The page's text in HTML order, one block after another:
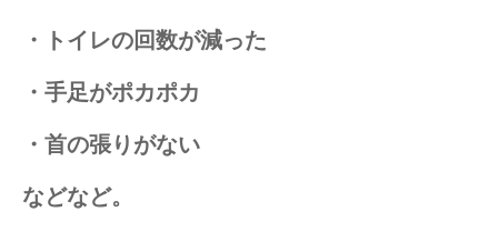
・トイレの回数が減った
・手足がポカポカ
・首の張りがない
などなど。